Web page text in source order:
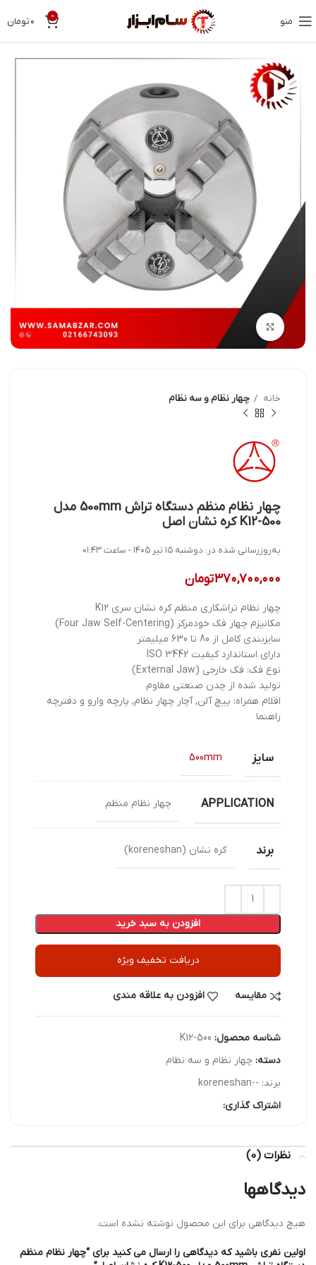
منو 0 ۰تومان
بزرگنمایی تصویر
خانه چهار نظام و سه نظام
چهار نظام منظم دستگاه تراش 500mm مدل
K12-500 کره نشان اصل
به‌روزرسانی شده در: دوشنبه ۱۵ تیر ۱۴۰۵ - ساعت ۰۱:۴۳
۳۷۰,۷۰۰,۰۰۰تومان
چهار نظام تراشکاری منظم کره نشان سری K12
مکانیزم چهار فک خودمرکز (Four Jaw Self-Centering)
سایزبندی کامل از 80 تا 630 میلیمتر
دارای استاندارد کیفیت ISO 3442
نوع فک: فک خارجی (External Jaw)
تولید شده از چدن صنعتی مقاوم
اقلام همراه: پیچ آلن, آچار چهار نظام, پارچه وارو و دفترچه
راهنما
سایز 500mm
APPLICATION چهار نظام منظم
برند کره نشان (koreneshan)
افزودن به سبد خرید
دریافت تخفیف ویژه
مقایسه افزودن به علاقه مندی
شناسه محصول: K12-500
دسته: چهار نظام و سه نظام
برند: --koreneshan
اشتراک گذاری:
نظرات (0)
دیدگاهها
هیچ دیدگاهی برای این محصول نوشته نشده است.
اولین نفری باشید که دیدگاهی را ارسال می کنید برای “چهار نظام منظم